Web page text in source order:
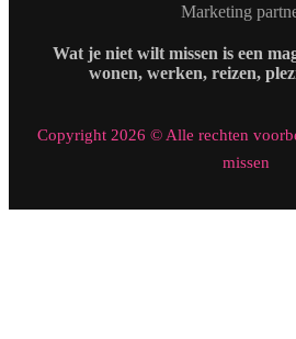
Marketing
Wat je niet wilt missen is een
wonen, werken, reizen,
Copyright 2026 © Alle rechten
missen